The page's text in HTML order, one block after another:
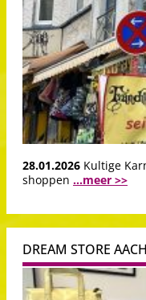
28.01.2026 Kultige
shoppen ...meer >>
DREAM STORE